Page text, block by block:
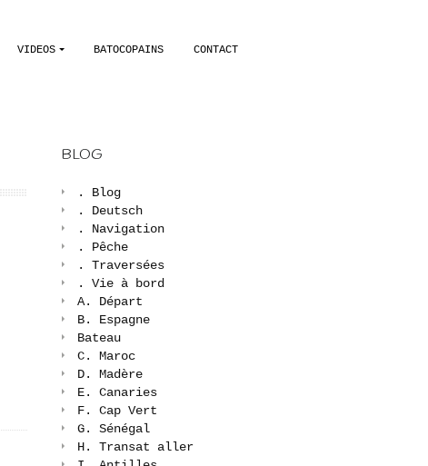
VIDEOS BATOCOPAINS CONTACT
BLOG
. Blog
. Deutsch
. Navigation
. Pêche
. Traversées
. Vie à bord
A. Départ
B. Espagne
Bateau
C. Maroc
D. Madère
E. Canaries
F. Cap Vert
G. Sénégal
H. Transat aller